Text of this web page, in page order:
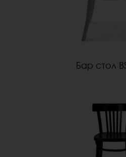
Бар стол